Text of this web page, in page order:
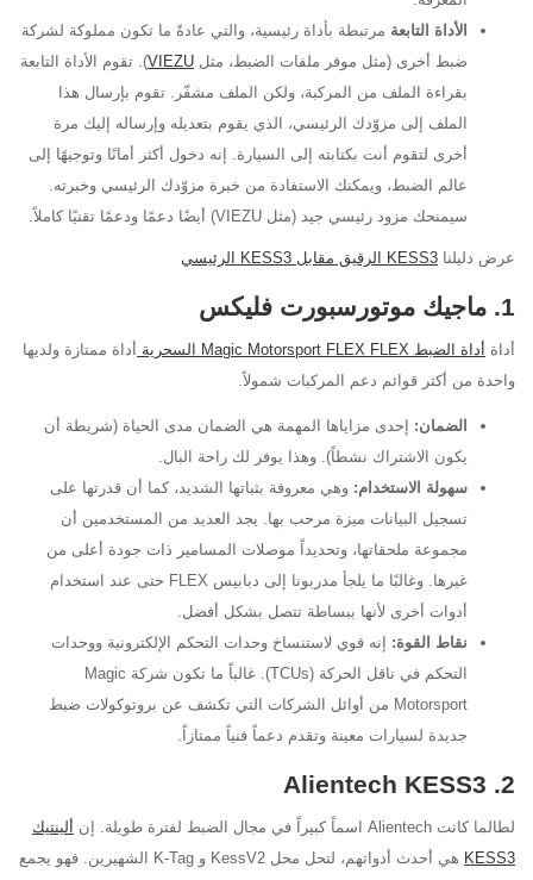
الأداة التابعة مرتبطة بأداة رئيسية، والتي عادةً ما تكون مملوكة لشركة
ضبط أخرى (مثل موفر ملفات الضبط، مثل VIEZU). تقوم الأداة التابعة
بقراءة الملف من المركبة، ولكن الملف مشفّر. تقوم بإرسال هذا
الملف إلى مزوّدك الرئيسي، الذي يقوم بتعديله وإرساله إليك مرة
أخرى لتقوم أنت بكتابته إلى السيارة. إنه دخول أكثر أمانًا وتوجيهًا إلى
عالم الضبط، ويمكنك الاستفادة من خبرة مزوّدك الرئيسي وخبرته.
سيمنحك مزود رئيسي جيد (مثل VIEZU) أيضًا دعمًا ودعمًا تقنيًا كاملاً.
عرض دليلنا KESS3 الرقيق مقابل KESS3 الرئيسي
1. ماجيك موتورسبورت فليكس
أداة أداة الضبط Magic Motorsport FLEX FLEX السحرية
أداة ممتازة ولديها
واحدة من أكثر قوائم دعم المركبات شمولاً.
الضمان: إحدى مزاياها المهمة هي الضمان مدى الحياة (شريطة أن
يكون الاشتراك نشطاً). وهذا يوفر لك راحة البال.
سهولة الاستخدام: وهي معروفة بثباتها الشديد، كما أن قدرتها على
تسجيل البيانات ميزة مرحب بها. يجد العديد من المستخدمين أن
مجموعة ملحقاتها، وتحديداً موصلات المسامير ذات جودة أعلى من
غيرها. وغالبًا ما يلجأ مدربونا إلى دبابيس FLEX حتى عند استخدام
أدوات أخرى لأنها ببساطة تتصل بشكل أفضل.
نقاط القوة: إنه قوي لاستنساخ وحدات التحكم الإلكترونية ووحدات
التحكم في ناقل الحركة (TCUs). غالباً ما تكون شركة Magic
Motorsport من أوائل الشركات التي تكشف عن بروتوكولات ضبط
جديدة لسيارات معينة وتقدم دعماً فنياً ممتازاً.
2. Alientech KESS3
لطالما كانت Alientech اسماً كبيراً في مجال الضبط لفترة طويلة. إن
ألينتيك
KESS3
هي أحدث أدواتهم، لتحل محل KessV2 و K-Tag الشهيرين. فهو يجمع